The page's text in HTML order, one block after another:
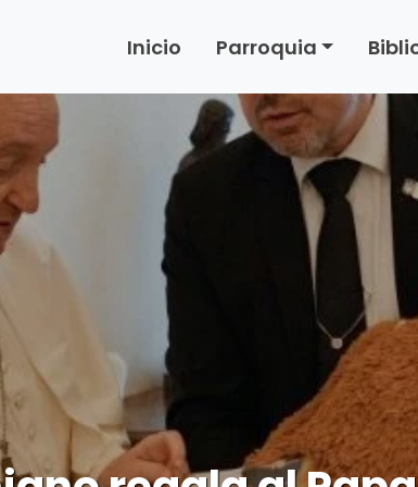
Inicio Parroquia